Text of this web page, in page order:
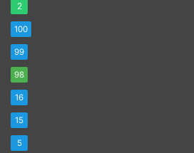
2
100
99
98
16
15
5